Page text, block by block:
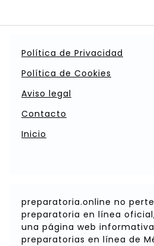
Política de Privacidad
Política de Cookies
Aviso legal
Contacto
Inicio
preparatoria.online no
preparatoria en línea
una página web
preparatorias en línea de